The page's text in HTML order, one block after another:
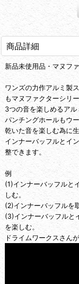
商品詳細
新品未使用品・マヌフ
ワンズの力作アルミ製
もマヌファクターシリ
3つの音を楽しめるアル
パンチングホールもウ
乾いた音を楽しむ為に
インナーバッフルとイ
整できます。
例
(1)インナーバッフルと
しむ。
(2)インナーバッフルを
(3)インナーバッフルと
を楽しむ。
ドライムワークスさん